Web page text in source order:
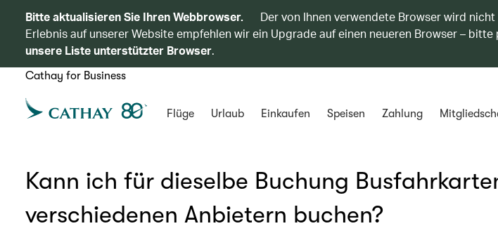
Bitte aktualisieren Sie Ihren Webbrowser.
Der von Ihnen verwendete Browser wird
Erlebnis auf unserer Website empfehlen wir ein Upgrade auf einen neueren Browser – bitte
unsere Liste unterstützter Browser.
Cathay for Business
Flüge Urlaub Einkaufen Speisen Zahlung
Kann ich für dieselbe Buchung
verschiedenen Anbietern buchen?